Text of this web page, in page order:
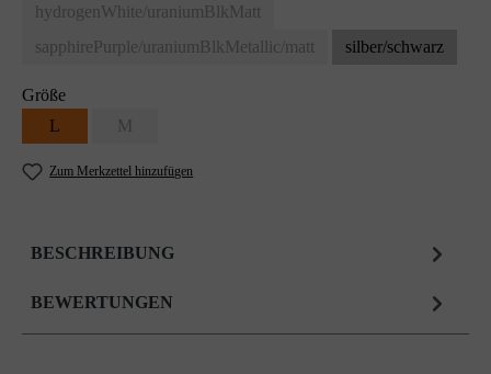
hydrogenWhite/uraniumBlkMatt
sapphirePurple/uraniumBlkMetallic/matt
silber/schwarz
Größe
L
M
Zum Merkzettel hinzufügen
BESCHREIBUNG
BEWERTUNGEN